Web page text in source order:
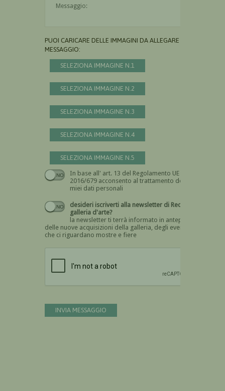
PUOI CARICARE DELLE IMMAGINI DA ALLEGARE AL
MESSAGGIO:
SELEZIONA IMMAGINE N.1
SELEZIONA IMMAGINE N.2
SELEZIONA IMMAGINE N.3
SELEZIONA IMMAGINE N.4
SELEZIONA IMMAGINE N.5
In base all' art. 13 del Regolamento UE n.
2016/679 acconsento al trattamento dei
miei dati personali
Devi dare il consenso
desideri iscriverti alla newsletter di Recta
galleria d'arte?
la newsletter ti terrà informato in anteprima
delle nuove acquisizioni della galleria, degli eventi
che ci riguardano mostre e fiere
INVIA MESSAGGIO